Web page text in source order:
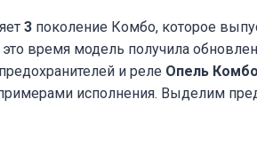
3 поколение Комбо, которое
это время модель получила
и реле Опель
исполнения. Выделим